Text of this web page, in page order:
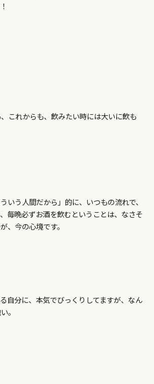
これからも、飲みたい時には大いに飲も
いう人間だから」的に、いつもの流れで、
毎晩必ずお酒を飲むということは、なさそ
、今の心境です。
自分に、本気でびっくりしてますが、なん
。